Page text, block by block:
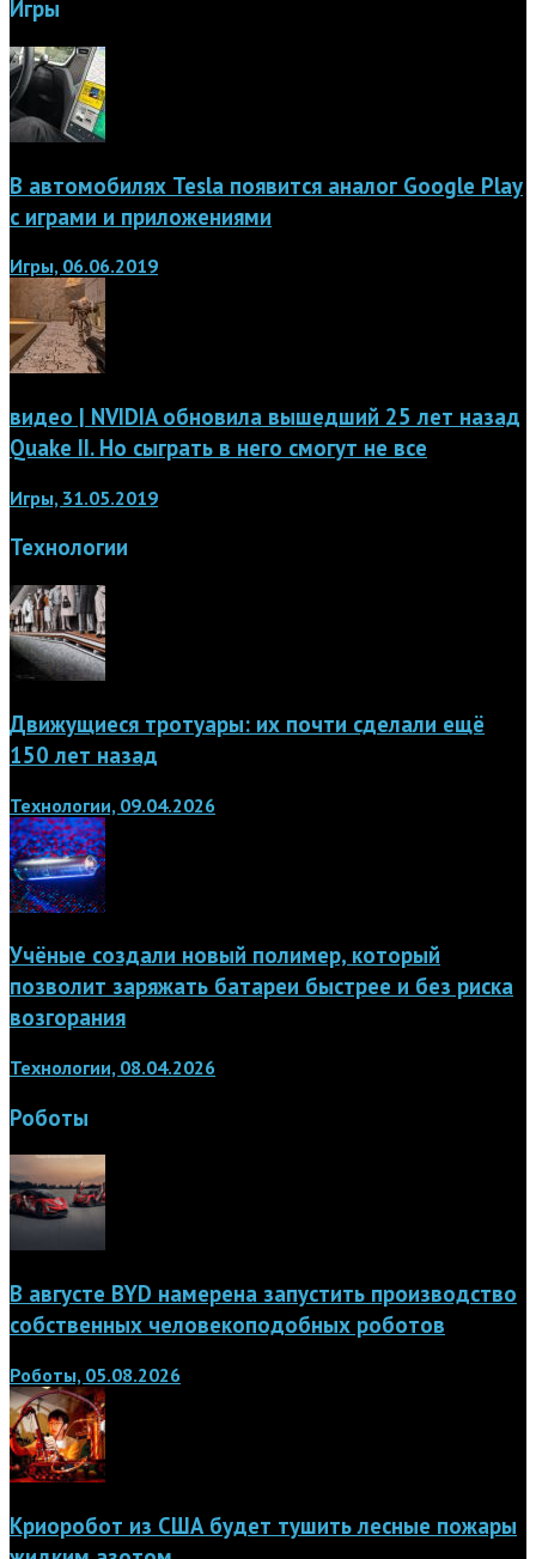
Игры
В автомобилях Tesla появится аналог Google Play
с играми и приложениями
Игры, 06.06.2019
видео | NVIDIA обновила вышедший 25 лет назад
Quake II. Но сыграть в него смогут не все
Игры, 31.05.2019
Технологии
Движущиеся тротуары: их почти сделали ещё
150 лет назад
Технологии, 09.04.2026
Учёные создали новый полимер, который
позволит заряжать батареи быстрее и без риска
возгорания
Технологии, 08.04.2026
Роботы
В августе BYD намерена запустить производство
собственных человекоподобных роботов
Роботы, 05.08.2026
Криоробот из США будет тушить лесные пожары